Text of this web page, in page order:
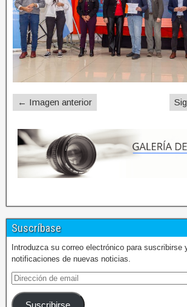
← Imagen anterior
Suscríbase
Introduzca su correo electrónico para suscribirse
notificaciones de nuevas noticias.
Suscribirse